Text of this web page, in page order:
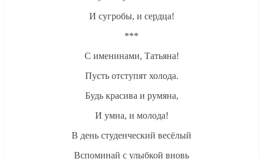
И сугробы, и сердца!
***
С именинами, Татьяна!
Пусть отступят холода.
Будь красива и румяна,
И умна, и молода!
В день студенческий весёлый
Вспоминай с улыбкой вновь